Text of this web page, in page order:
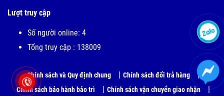
Lượt truy cập
Số người online: 4
Tổng truy cập : 138009
Chính sách và Quy định chung
Chính sách đổi trả hàng
Chính sách bảo hành bảo trì
Chính sách vận chuyển giao nhận